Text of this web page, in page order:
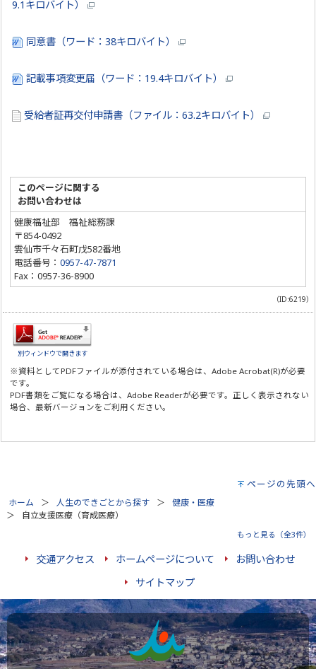
9.1キロバイト）
同意書（ワード：38キロバイト）
記載事項変更届（ワード：19.4キロバイト）
受給者証再交付申請書（ファイル：63.2キロバイト）
このページに関する
お問い合わせは
健康福祉部 福祉総務課
〒854-0492
雲仙市千々石町戊582番地
電話番号：0957-47-7871
Fax：0957-36-8900
（ID:6219）
別ウィンドウで開きます
※資料としてPDFファイルが添付されている場合は、Adobe Acrobat(R)が必要
です。
PDF書類をご覧になる場合は、Adobe Readerが必要です。正しく表示されない
場合、最新バージョンをご利用ください。
ページの先頭へ
ホーム 人生のできごとから探す
健康・医療
自立支援医療（育成医療）
もっと見る（全3件）
交通アクセス ホームページについて
お問い合わせ
サイトマップ